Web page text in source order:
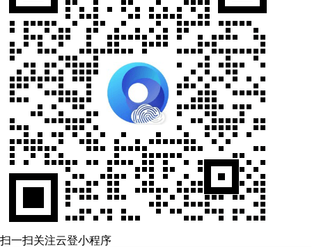
扫一扫关注云登小程序